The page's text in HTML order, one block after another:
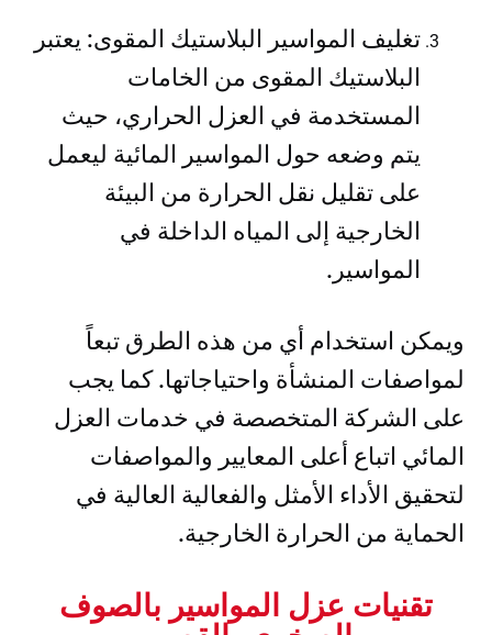
تغليف المواسير البلاستيك المقوى: يعتبر
البلاستيك المقوى من الخامات
المستخدمة في العزل الحراري، حيث
يتم وضعه حول المواسير المائية ليعمل
على تقليل نقل الحرارة من البيئة
الخارجية إلى المياه الداخلة في
المواسير.
ويمكن استخدام أي من هذه الطرق تبعاً
لمواصفات المنشأة واحتياجاتها. كما يجب
على الشركة المتخصصة في خدمات العزل
المائي اتباع أعلى المعايير والمواصفات
لتحقيق الأداء الأمثل والفعالية العالية في
الحماية من الحرارة الخارجية.
تقنيات عزل المواسير بالصوف